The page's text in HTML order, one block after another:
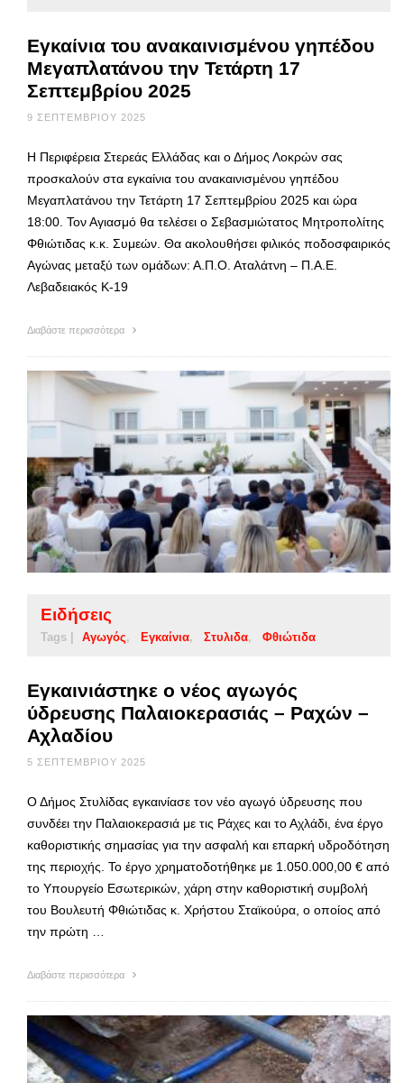
Εγκαίνια του ανακαινισμένου γηπέδου
Μεγαπλατάνου την Τετάρτη 17
Σεπτεμβρίου 2025
9 ΣΕΠΤΕΜΒΡΊΟΥ 2025
Η Περιφέρεια Στερεάς Ελλάδας και ο Δήμος Λοκρών σας
προσκαλούν στα εγκαίνια του ανακαινισμένου γηπέδου
Μεγαπλατάνου την Τετάρτη 17 Σεπτεμβρίου 2025 και ώρα
18:00. Τον Αγιασμό θα τελέσει ο Σεβασμιώτατος Μητροπολίτης
Φθιώτιδας κ.κ. Συμεών. Θα ακολουθήσει φιλικός ποδοσφαιρικός
Αγώνας μεταξύ των ομάδων: Α.Π.Ο. Αταλάτνη – Π.Α.Ε.
Λεβαδειακός Κ-19
Διαβάστε περισσότερα
Ειδήσεις
Tags | Αγωγός Εγκαίνια Στυλιδα Φθιώτιδα
Εγκαινιάστηκε ο νέος αγωγός
ύδρευσης Παλαιοκερασιάς – Ραχών –
Αχλαδίου
5 ΣΕΠΤΕΜΒΡΊΟΥ 2025
Ο Δήμος Στυλίδας εγκαινίασε τον νέο αγωγό ύδρευσης που
συνδέει την Παλαιοκερασιά με τις Ράχες και το Αχλάδι, ένα έργο
καθοριστικής σημασίας για την ασφαλή και επαρκή υδροδότηση
της περιοχής. Το έργο χρηματοδοτήθηκε με 1.050.000,00 € από
το Υπουργείο Εσωτερικών, χάρη στην καθοριστική συμβολή
του Βουλευτή Φθιώτιδας κ. Χρήστου Σταϊκούρα, ο οποίος από
την πρώτη …
Διαβάστε περισσότερα